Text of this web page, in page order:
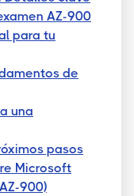
AZ-900
para tu
de
una
pasos
Microsoft
900)